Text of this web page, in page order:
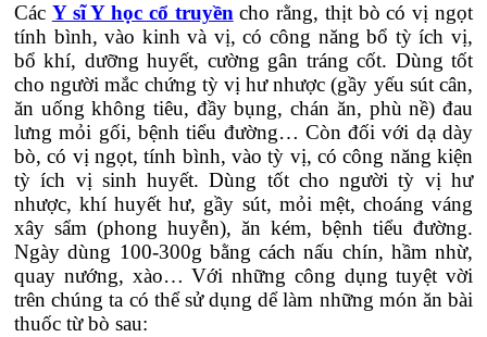
Các Y sĩ Y học cổ truyềncho rằng, thịt bò có vị ngọt
tính bình, vào kinh và vị, có công năng bổ tỳ ích vị,
bổ khí, dưỡng huyết, cường gân tráng cốt. Dùng tốt
cho người mắc chứng tỳ vị hư nhược (gầy yếu sút cân,
ăn uống không tiêu, đầy bụng, chán ăn, phù nề) đau
lưng mỏi gối, bệnh tiểu đường… Còn đối với dạ dày
bò, có vị ngọt, tính bình, vào tỳ vị, có công năng kiện
tỳ ích vị sinh huyết. Dùng tốt cho người tỳ vị hư
nhược, khí huyết hư, gầy sút, mỏi mệt, choáng váng
xây sẩm (phong huyễn), ăn kém, bệnh tiểu đường.
Ngày dùng 100-300g bằng cách nấu chín, hầm nhừ,
quay nướng, xào… Với những công dụng tuyệt vời
trên chúng ta có thể sử dụng dể làm những món ăn bài
thuốc từ bò sau: